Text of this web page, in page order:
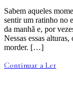
Sabem aqueles
sentir um ratinho no
da manhã e, por
Nessas essas
morder. […]
Continuar a Ler